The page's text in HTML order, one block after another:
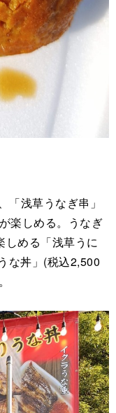
浅草うなぎ串」
楽しめる。うなぎ
しめる「浅草うに
な丼」(税込2,500